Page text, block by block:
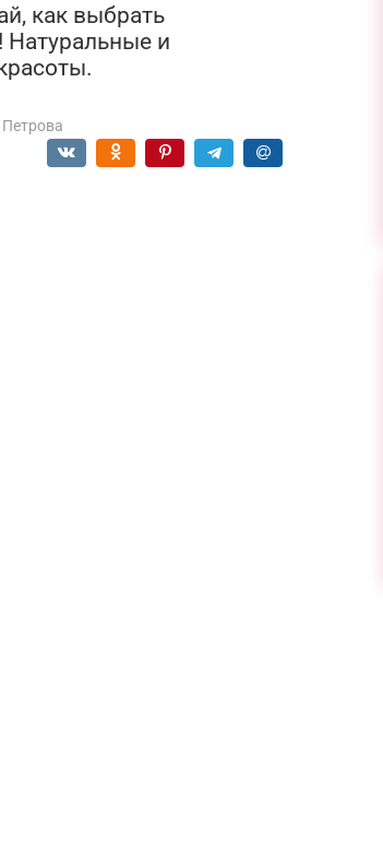
как выбрать
Натуральные и